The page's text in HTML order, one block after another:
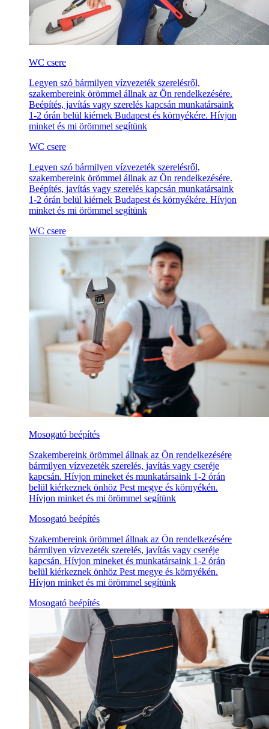
WC csere
Legyen szó bármilyen vízvezeték szerelésről,
szakembereink örömmel állnak az Ön rendelkezésére.
Beépítés, javítás vagy szerelés kapcsán munkatársaink
1-2 órán belül kiérnek Budapest és környékére. Hívjon
minket és mi örömmel segítünk
WC csere
Legyen szó bármilyen vízvezeték szerelésről,
szakembereink örömmel állnak az Ön rendelkezésére.
Beépítés, javítás vagy szerelés kapcsán munkatársaink
1-2 órán belül kiérnek Budapest és környékére. Hívjon
minket és mi örömmel segítünk
WC csere
Mosogató beépítés
Szakembereink örömmel állnak az Ön rendelkezésére
bármilyen vízvezeték szerelés, javítás vagy cseréje
kapcsán. Hívjon mineket és munkatársaink 1-2 órán
belül kiérkeznek önhöz Pest megye és környékén.
Hívjon minket és mi örömmel segítünk
Mosogató beépítés
Szakembereink örömmel állnak az Ön rendelkezésére
bármilyen vízvezeték szerelés, javítás vagy cseréje
kapcsán. Hívjon mineket és munkatársaink 1-2 órán
belül kiérkeznek önhöz Pest megye és környékén.
Hívjon minket és mi örömmel segítünk
Mosogató beépítés